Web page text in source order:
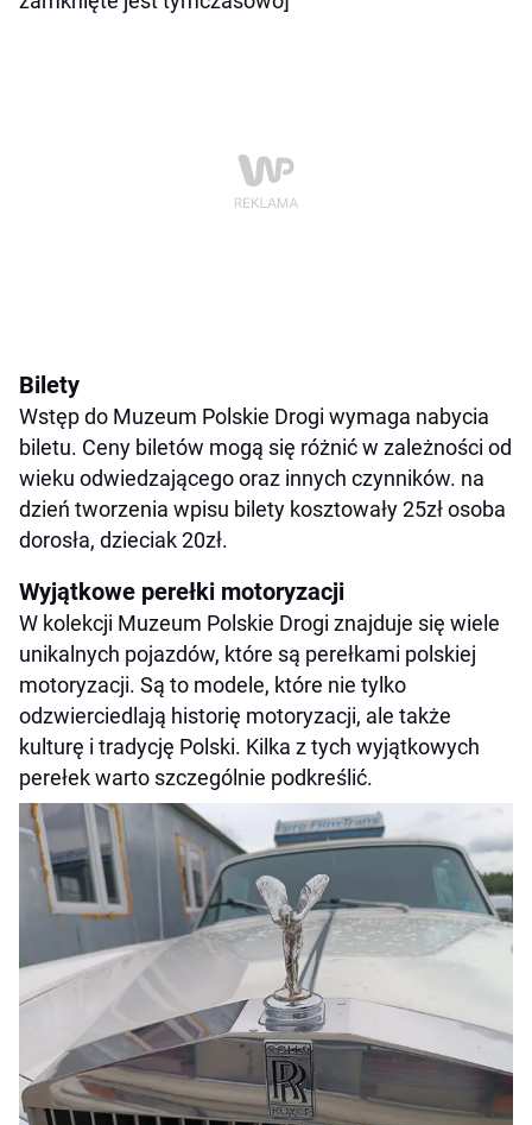
Bilety
Wstęp do Muzeum Polskie Drogi wymaga nabycia
biletu. Ceny biletów mogą się różnić w zależności od
wieku odwiedzającego oraz innych czynników. na
dzień tworzenia wpisu bilety kosztowały 25zł osoba
dorosła, dzieciak 20zł.
Wyjątkowe perełki motoryzacji
W kolekcji Muzeum Polskie Drogi znajduje się wiele
unikalnych pojazdów, które są perełkami polskiej
motoryzacji. Są to modele, które nie tylko
odzwierciedlają historię motoryzacji, ale także
kulturę i tradycję Polski. Kilka z tych wyjątkowych
perełek warto szczególnie podkreślić.